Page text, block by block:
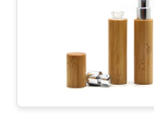
ANFORDERN
SITEMAP